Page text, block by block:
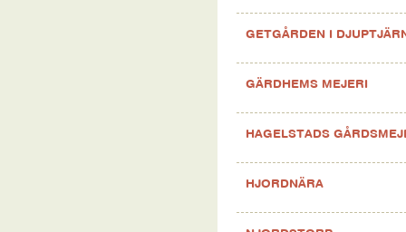
GETGÅRDEN I
GÄRDHEMS MEJERI
HAGELSTADS
HJORDNÄRA